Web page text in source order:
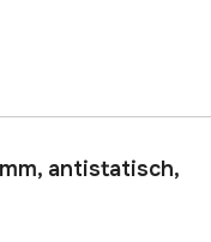
antistatisch,